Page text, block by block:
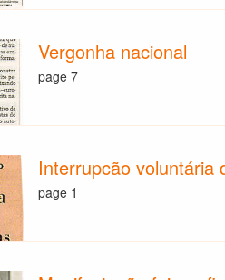
Vergonha nacional
page 7
Interrupcão voluntária
page 1